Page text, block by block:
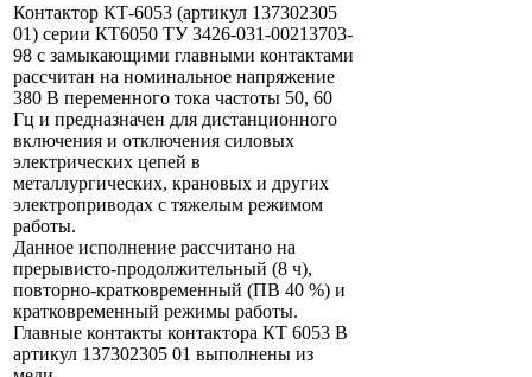
Контактор КТ-6053 (артикул 137302305
01) серии КТ6050 ТУ 3426-031-00213703-
98 с замыкающими главными контактами
рассчитан на номинальное напряжение
380 В переменного тока частоты 50, 60
Гц и предназначен для дистанционного
включения и отключения силовых
электрических цепей в
металлургических, крановых и других
электроприводах с тяжелым режимом
работы.
Данное исполнение рассчитано на
прерывисто-продолжительный (8 ч),
повторно-кратковременный (ПВ 40 %) и
кратковременный режимы работы.
Главные контакты контактора КТ 6053 В
артикул 137302305 01 выполнены из